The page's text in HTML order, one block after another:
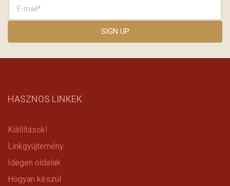
HASZNOS LINKEK
Kiállítások!
Linkgyüjtemény
Idegen oldalak
Hogyan készül